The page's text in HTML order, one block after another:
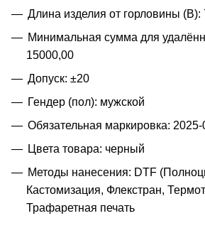
Длина изделия от горловины (B):
Минимальная сумма для
15000,00
Допуск: ±20
Гендер (пол): мужской
Обязательная маркировка: 2025-
Цвета товара: черный
Методы нанесения: DTF
Кастомизация, Флекстран,
Трафаретная печать